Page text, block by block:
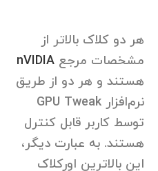
هر دو کلاک بالاتر از
مشخصات مرجع nVIDIA
هستند و هر دو از طریق
نرم‌افزار GPU Tweak
توسط کاربر قابل کنترل
هستند. به عبارت دیگر،
این بالاترین اورکلاک